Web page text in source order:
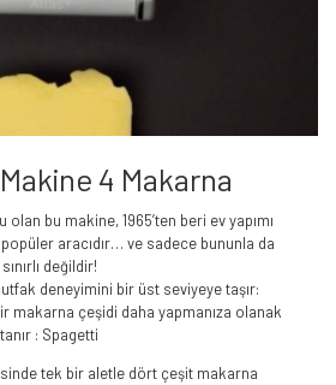
4 Makarna
bu makine, 1965’ten beri ev yapımı
aracıdır… ve sadece bununla da
sınırlı değildir!
deneyimini bir üst seviyeye taşır:
makarna çeşidi daha yapmanıza olanak
tanır : Spagetti
tek bir aletle dört çeşit makarna